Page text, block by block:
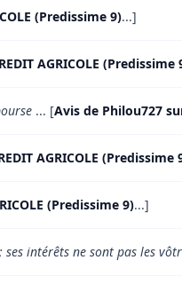
(Predissime 9)...]
AGRICOLE (Predissime
... [Avis de Philou727
AGRICOLE (Predissime
(Predissime 9)...]
intérêts ne sont pas les